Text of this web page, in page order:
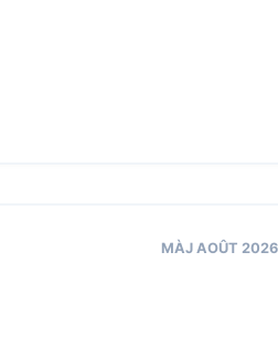
MÀJ AOÛT 2026